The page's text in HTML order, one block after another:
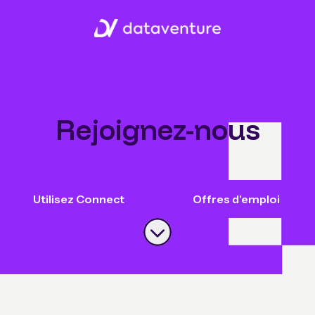
Rejoignez-nous
Utilisez Connect
Offres d'emploi
Faire défiler jusqu'au contenu